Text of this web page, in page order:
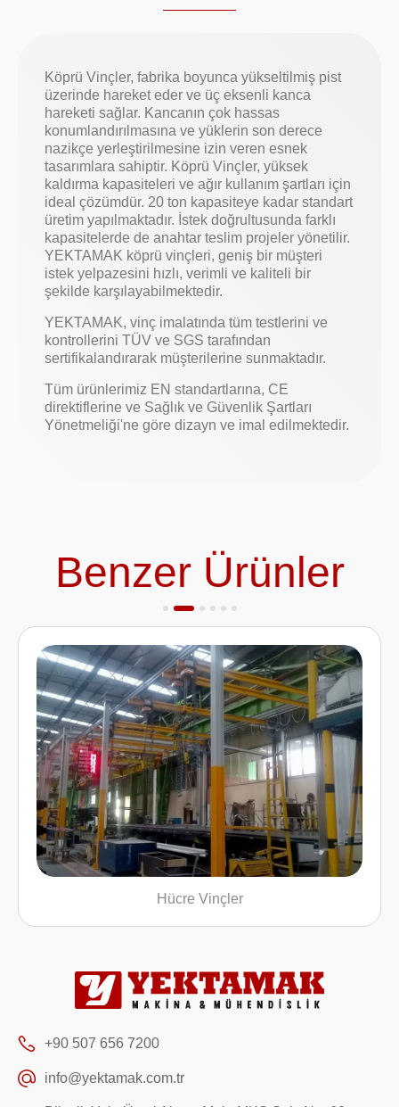
Köprü Vinçler, fabrika boyunca yükseltilmiş pist
üzerinde hareket eder ve üç eksenli kanca
hareketi sağlar. Kancanın çok hassas
konumlandırılmasına ve yüklerin son derece
nazikçe yerleştirilmesine izin veren esnek
tasarımlara sahiptir. Köprü Vinçler, yüksek
kaldırma kapasiteleri ve ağır kullanım şartları için
ideal çözümdür. 20 ton kapasiteye kadar standart
üretim yapılmaktadır. İstek doğrultusunda farklı
kapasitelerde de anahtar teslim projeler yönetilir.
YEKTAMAK köprü vinçleri, geniş bir müşteri
istek yelpazesini hızlı, verimli ve kaliteli bir
şekilde karşılayabilmektedir.
YEKTAMAK, vinç imalatında tüm testlerini ve
kontrollerini TÜV ve SGS tarafından
sertifikalandırarak müşterilerine sunmaktadır.
Tüm ürünlerimiz EN standartlarına, CE
direktiflerine ve Sağlık ve Güvenlik Şartları
Yönetmeliği'ne göre dizayn ve imal edilmektedir.
Benzer Ürünler
Hücre Vinçler
+90 507 656 7200
info@yektamak.com.tr